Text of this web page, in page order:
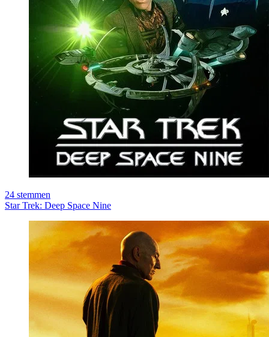
24 stemmen
Star Trek: Deep Space Nine